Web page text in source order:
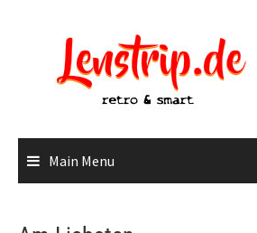
Main Menu